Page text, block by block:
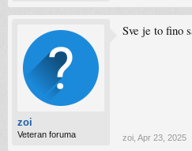
zoi
Veteran foruma
Sve je to fino
zoi Apr 23, 2025